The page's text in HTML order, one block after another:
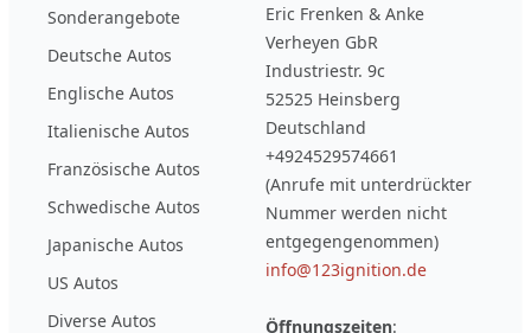
Sonderangebote
Deutsche Autos
Englische Autos
Italienische Autos
Französische Autos
Schwedische Autos
Japanische Autos
US Autos
Diverse Autos
Eric Frenken & Anke
Verheyen GbR
Industriestr. 9c
52525 Heinsberg
Deutschland
+4924529574661
(Anrufe mit unterdrückter
Nummer werden nicht
entgegengenommen)
info@123ignition.de
Öffnungszeiten: